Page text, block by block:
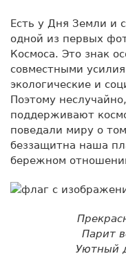
Есть у Дня Земли и
одной из первых
Космоса. Это знак
совместными
экологические и
Поэтому
поддерживают
поведали миру о
беззащитна наша
бережном
Парит
Уютный